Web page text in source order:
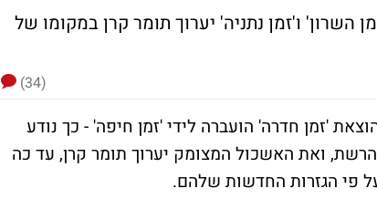
ו'זמן נתניה' יערוך תומר קרן במקומו של
(34)
'זמן חדרה' הועברה לידי 'זמן חיפה' - כך נודע
הרשת, ואת האשכול המצומק יערוך תומר קרן, עד כה
פי הגזרות החדשות שלהם.